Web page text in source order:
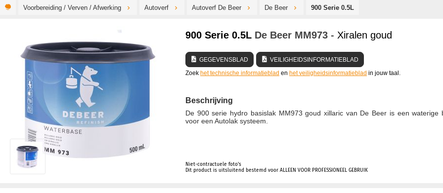
Voorbereiding / Verven / Afwerking Autoverf Autoverf De Beer De Beer 900 Serie 0.5L
900 Serie 0.5L De Beer MM973 - Xiralen goud
GEGEVENSBLAD
VEILIGHEIDSINFORMATIEBLAD
Zoek het technische informatieblad en het veiligheidsinformatieblad in jouw taal.
Beschrijving
De 900 serie hydro basislak MM973 goud xillaric van De Beer is een waterige
voor een Autolak systeem.
Niet-contractuele foto's
Dit product is uitsluitend bestemd voor ALLEEN VOOR PROFESSIONEEL GEBRUIK